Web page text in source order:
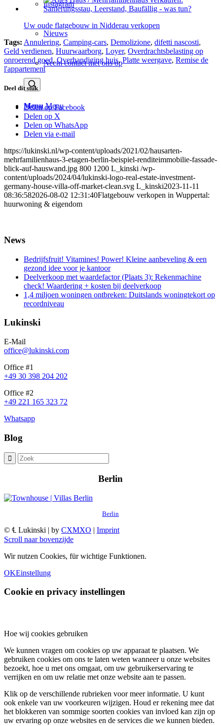
Instagram
Nieuws
Neem contact met ons op
Menu Menu
Uw oude flatgebouw in Nidderau verkopen
Tags: Annulering, Camping-cars, Demolizione, difetti nascosti,
Geld verdienen, Huurwaarborg, Loyer, Overdrachtsbelasting op
onroerend goed,Overhandiging huis,Platte weergave, Remise de
l'appartement
Deel dit stuk
Delen op Facebook
Delen op X
Delen op WhatsApp
Delen via e-mail
https://lukinski.nl/wp-content/uploads/2021/02/hausarten-
mehrfamilienhaus-3-etagen-berlin-beispiel-renditeimmobilie-fassade-
blick-auf-hauswand.jpg 800 1200 L_kinski /wp-
content/uploads/2024/04/lukinski-logo-real-estate-investment-
germany-house-villa-off-market-clean.svg L_kinski2023-11-11
08:36:582026-08-02 12:31:40Flatgebouw verkopen in Wuppertal:
huurwoning & eigendom
News
Bedrijfsfruit! Vitamines! Power! Kleine aanbeveling & een
gezond idee voor je kantoor
Deelverkoop met waardefactor (Plaats 3): Rekenmachine
check! Waardering + kosten bij deelverkoop
1,4 miljoen woningen ontbreken: Duitslands woningtekort op
recordniveau
Lukinski
E-Mail
office@lukinski.com
Office #1
+49 30 398 204 202
Office #2
+49 221 165 323 72
Whatsapp
Blog
Berlin
Berlin
© ℄ Lukinski | by CXMXO | Imprint
Scroll naar bovenzijde
Wir nutzen Cookies, für wichtige Funktionen.
OKEinstellung
Cookie en privacy instellingen
Hoe wij cookies gebruiken
We kunnen vragen om cookies op uw apparaat te plaatsen. We
gebruiken cookies om ons te laten weten wanneer u onze websites
bezoekt, hoe u met ons omgaat, om uw gebruikerservaring te
verrijken en om uw relatie met onze website aan te passen.
Klik op de verschillende rubrieken voor meer informatie. U kunt
ook enkele van uw voorkeuren wijzigen. Houd er rekening mee dat
het blokkeren van sommige soorten cookies van invloed kan zijn op
uw ervaring op onze websites en de services die we kunnen bieden.